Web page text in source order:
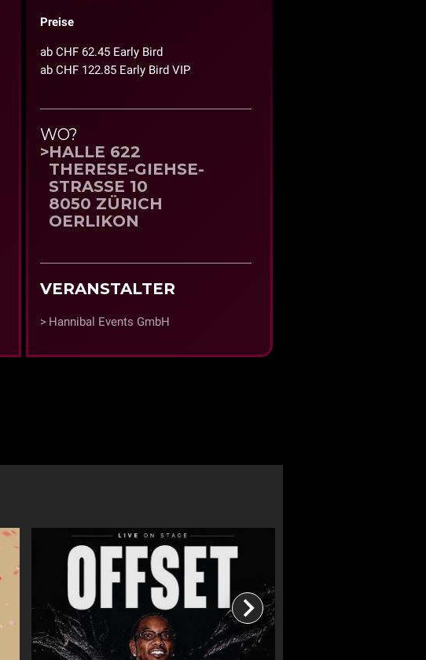
Preise
ab CHF 62.45 Early Bird
ab CHF 122.85 Early Bird VIP
WO?
HALLE 622
THERESE-GIEHSE-
STRASSE 10
8050 ZÜRICH
OERLIKON
VERANSTALTER
Hannibal Events GmbH